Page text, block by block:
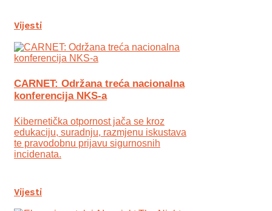
Vijesti
CARNET: Održana treća nacionalna
konferencija NKS-a
Kibernetička otpornost jača se kroz
edukaciju, suradnju, razmjenu iskustava
te pravodobnu prijavu sigurnosnih
incidenata.
Vijesti